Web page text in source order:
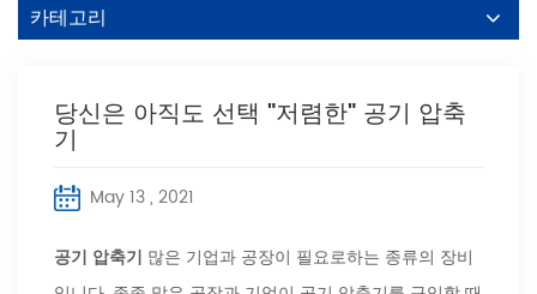
카테고리
당신은 아직도 선택 "저렴한" 공기 압축
기
May 13 , 2021
공기 압축기 많은 기업과 공장이 필요로하는 종류의 장비